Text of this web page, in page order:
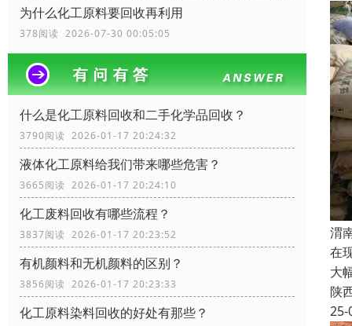
为什么化工原料要回收再利用
378阅读 2026-07-30 00:05:05
什么是化工原料回收和二手化学品回收？
3790阅读 2026-01-17 20:24:32
液体化工原料给我们带来哪些危害？
3665阅读 2026-01-17 20:24:10
化工废料回收有哪些流程？
3837阅读 2026-01-17 20:23:52
有机颜料和无机颜料的区别？
3856阅读 2026-01-17 20:23:33
化工原料染料回收的好处有那些？
渭
在
大
陕
25-